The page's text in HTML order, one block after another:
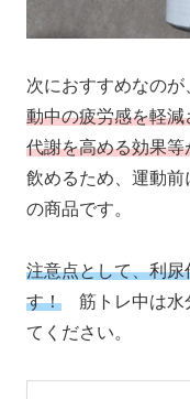
次におすすめなのが
動中の疲労感を軽
代謝を高める効果等
飲めるため、運動
の商品です。
注意点として、利
す！ 筋トレ中は水
てください。